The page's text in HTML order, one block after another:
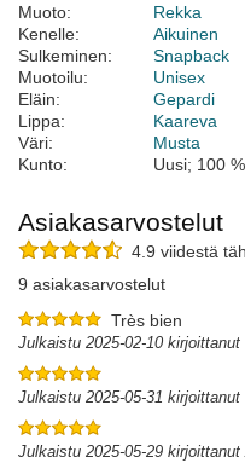
Muoto:
Rekka
Kenelle:
Aikuinen
Sulkeminen:
Snapback
Muotoilu:
Unisex
Eläin:
Gepardi
Lippa:
Kaareva
Väri:
Musta
Kunto:
Uusi; 100
Asiakasarvostelut
4.9 viidestä
9 asiakasarvostelut
Très bien
Julkaistu 2025-02-10 kirjoittanut
Julkaistu 2025-05-31 kirjoittanut
Julkaistu 2025-05-29 kirjoittanut